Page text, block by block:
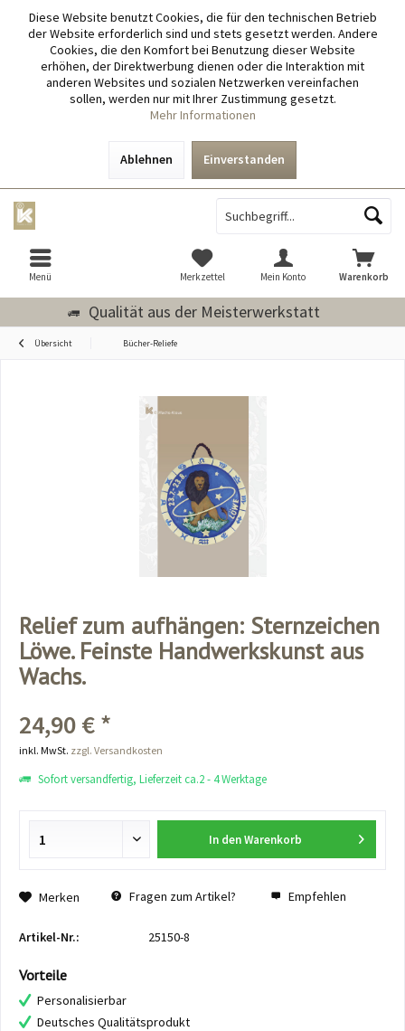
Diese Website benutzt Cookies, die für den technischen Betrieb
der Website erforderlich sind und stets gesetzt werden. Andere
Cookies, die den Komfort bei Benutzung dieser Website
erhöhen, der Direktwerbung dienen oder die Interaktion mit
anderen Websites und sozialen Netzwerken vereinfachen
sollen, werden nur mit Ihrer Zustimmung gesetzt.
Mehr Informationen
Ablehnen Einverstanden
Qualität aus der Meisterwerkstatt
Menü Warenkorb
Merkzettel Mein Konto
Übersicht Bücher-Reliefe
Relief zum aufhängen: Sternzeichen
Löwe. Feinste Handwerkskunst aus
Wachs.
24,90 € *
inkl. MwSt. zzgl. Versandkosten
Sofort versandfertig, Lieferzeit ca.2 - 4 Werktage
In den Warenkorb
Merken Fragen zum Artikel? Empfehlen
Artikel-Nr.: 25150-8
Vorteile
Personalisierbar
Deutsches Qualitätsprodukt